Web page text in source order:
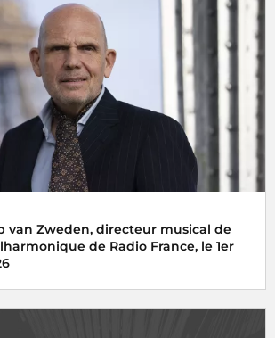
van Zweden, directeur musical de
de Radio France, le 1er